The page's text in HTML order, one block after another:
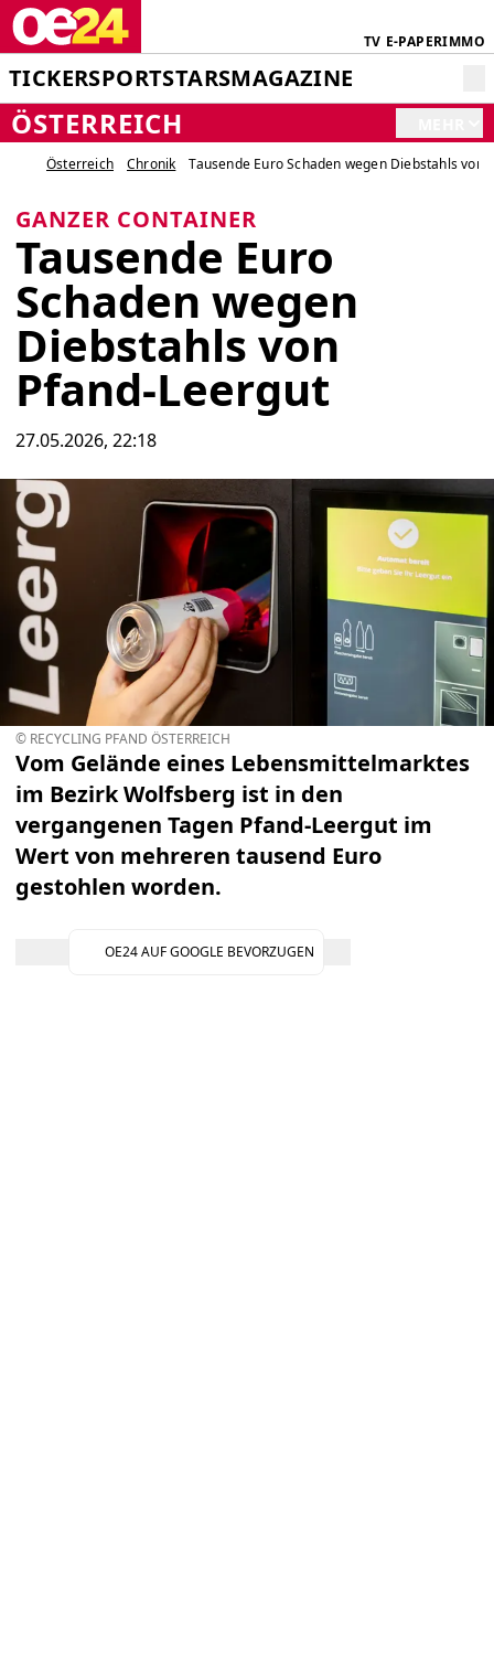
TV E-PAPERIMMO
TICKERSPORTSTARSMAGAZINE
ÖSTERREICH
Österreich Chronik Tausende Euro Schaden wegen Diebstahls von
GANZER CONTAINER
Tausende Euro
Schaden wegen
Diebstahls von
Pfand-Leergut
27.05.2026, 22:18
© RECYCLING PFAND ÖSTERREICH
Vom Gelände eines Lebensmittelmarktes
im Bezirk Wolfsberg ist in den
vergangenen Tagen Pfand-Leergut im
Wert von mehreren tausend Euro
gestohlen worden.
OE24 AUF GOOGLE BEVORZUGEN